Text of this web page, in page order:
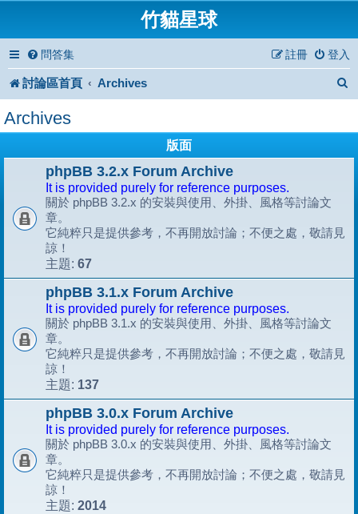
竹貓星球
問答集 登入
註冊
討論區首頁 Archives
Archives
版面
phpBB 3.2.x Forum Archive
It is provided purely for reference purposes.
關於 phpBB 3.2.x 的安裝與使用、外掛、風格等討論文
章。
它純粹只是提供參考，不再開放討論；不便之處，敬請見
諒！
主題: 67
phpBB 3.1.x Forum Archive
It is provided purely for reference purposes.
關於 phpBB 3.1.x 的安裝與使用、外掛、風格等討論文
章。
它純粹只是提供參考，不再開放討論；不便之處，敬請見
諒！
主題: 137
phpBB 3.0.x Forum Archive
It is provided purely for reference purposes.
關於 phpBB 3.0.x 的安裝與使用、外掛、風格等討論文
章。
它純粹只是提供參考，不再開放討論；不便之處，敬請見
諒！
主題: 2014